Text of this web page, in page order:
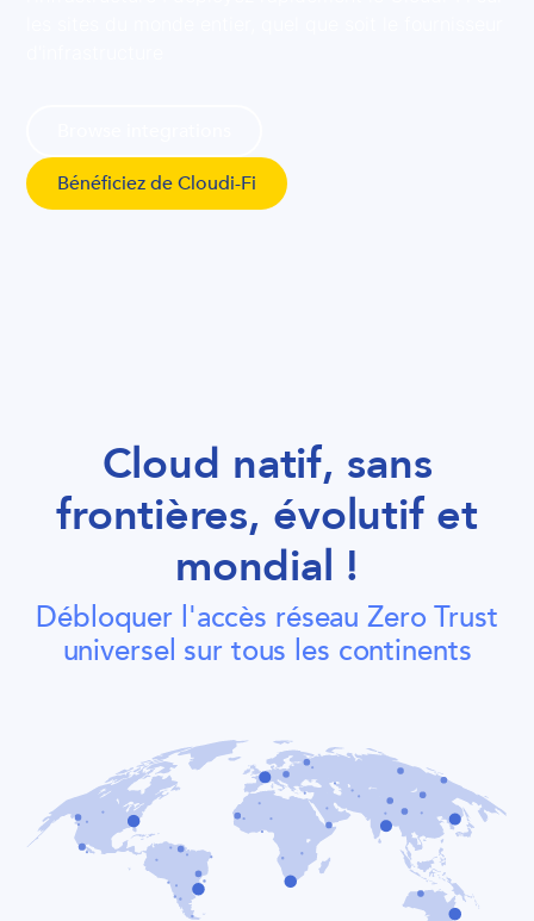
Bénéficiez de Cloudi-Fi
Cloud natif, sans
frontières, évolutif et
mondial !
Débloquer l'accès réseau Zero Trust
universel sur tous les continents